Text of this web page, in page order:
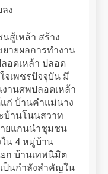
ง
สู้เหล้า สร้าง
ายผลการทำงาน
อดเหล้า ปลอด
เพชรปัจจุบัน มี
านศพปลอดเหล้า
ก่ บ้านคำแม่นาง
บ้านโนนสวาท
ายแกนนำชุมชน
น 4 หมู่บ้าน
ก บ้านเทพนิมิต
ป็นกำลังสำคัญใน